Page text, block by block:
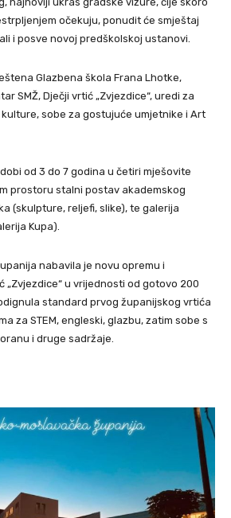
očekuju, ponudit će smještaj
i posve novoj predškolskoj ustanovi.
Glazbena škola Frana Lhotke,
SMŽ, Dječji vrtić „Zvjezdice“, uredi za
sobe za gostujuće umjetnike i Art
od 3 do 7 godina u četiri mješovite
prostoru stalni postav akademskog
(skulpture, reljefi, slike), te galerija
Kupa).
nabavila je novu opremu i
„Zvjezdice“ u vrijednosti od gotovo 200
standard prvog županijskog vrtića
za STEM, engleski, glazbu, zatim sobe s
i druge sadržaje.